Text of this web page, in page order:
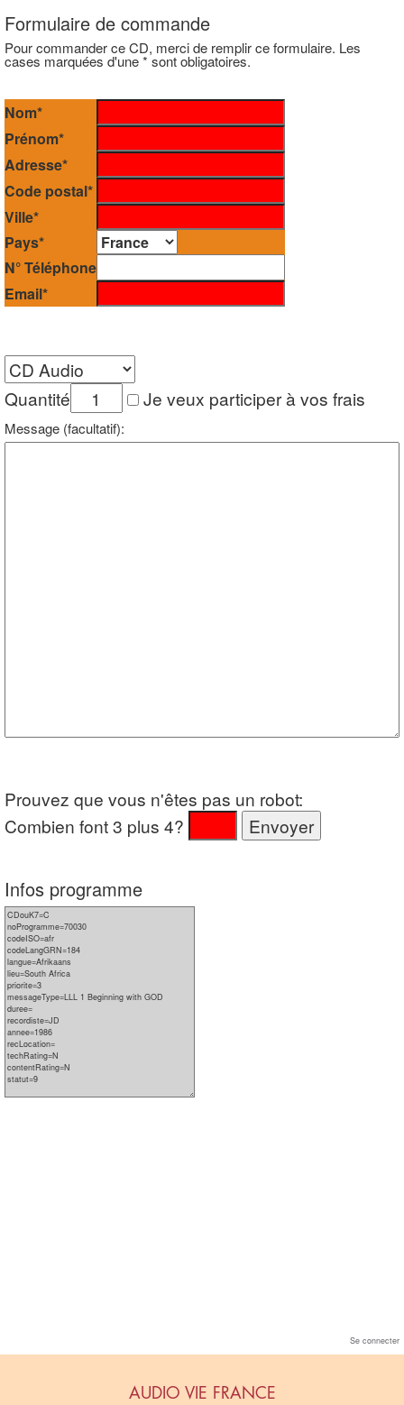
Formulaire de commande
Pour commander ce CD, merci de remplir ce formulaire. Les
cases marquées d'une * sont obligatoires.
Nom*
Prénom*
Adresse*
Code postal*
Ville*
Pays*
N° Téléphone
Email*
Quantité Je veux participer à vos frais
Message (facultatif):
Prouvez que vous n'êtes pas un robot:
Combien font 3 plus 4?
Infos programme
Se connecter
AUDIO VIE FRANCE